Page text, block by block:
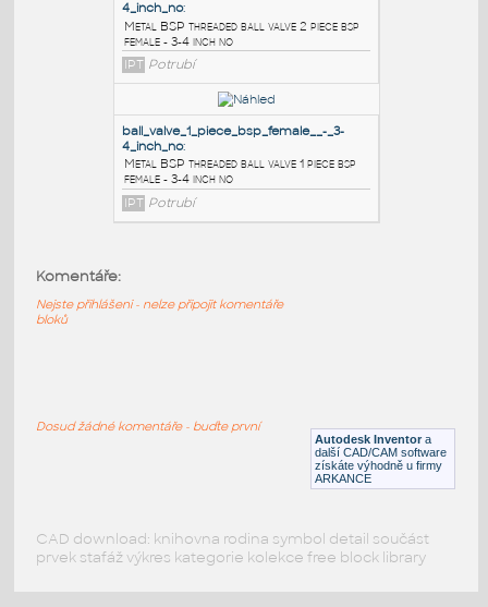
3_way_ball_valve_bsp_female_-_3-
4_inch_no:
Metal BSP threaded 3 way ball valve bsp
female - 3-4 inch no
IPT Potrubí
IPT Potrubí
Metal BSP threaded ball valve 1 piece bsp
Autodesk Inventor a
další CAD/CAM software
získáte výhodně u firmy
ARKANCE
Komentáře:
Nejste přihlášeni - nelze připojit komentáře
bloků
Dosud žádné komentáře - buďte první
CAD download: knihovna rodina symbol detail součást
prvek stafáž výkres kategorie kolekce free block library